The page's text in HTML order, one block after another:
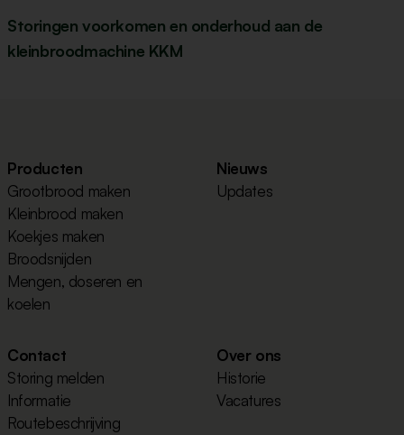
Storingen voorkomen en onderhoud aan de
kleinbroodmachine KKM
Producten
Grootbrood maken
Kleinbrood maken
Koekjes maken
Broodsnijden
Mengen, doseren en
koelen
Nieuws
Updates
Contact
Storing melden
Informatie
Routebeschrijving
Over ons
Historie
Vacatures